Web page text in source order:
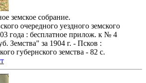
земское собрание.
очередного уездного земского
года : бесплатное прилож. к № 4
Земства" за 1904 г. - Псков :
губернского земства - 82 с.